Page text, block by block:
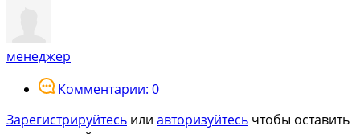
менеджер
Комментарии: 0
Зарегистрируйтесь или авторизуйтесь чтобы оставить